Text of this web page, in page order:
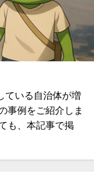
ている自治体が増
事例をご紹介しま
も、本記事で掲